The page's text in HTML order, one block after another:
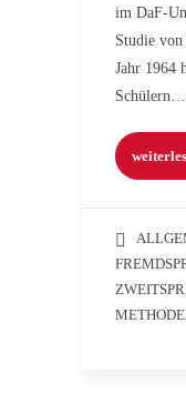
im DaF-
Studie
Jahr 1964
Schülern…